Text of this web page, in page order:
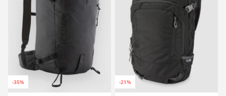
-35% -21%